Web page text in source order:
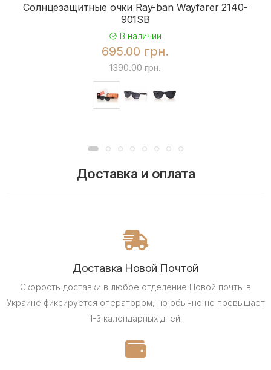
Солнцезащитные очки Ray-ban Wayfarer 2140-
901SB
В наличии
695.00 грн.
1390.00 грн.
Доставка и оплата
Доставка Новой Почтой
Скорость доставки в любое отделение Новой почты в
Украине фиксируется оператором, но обычно не превышает
1-3 календарных дней.